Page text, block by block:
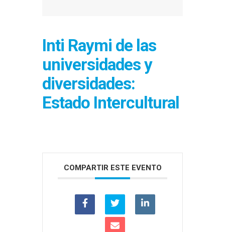
Inti Raymi de las
universidades y
diversidades:
Estado Intercultural
COMPARTIR ESTE EVENTO